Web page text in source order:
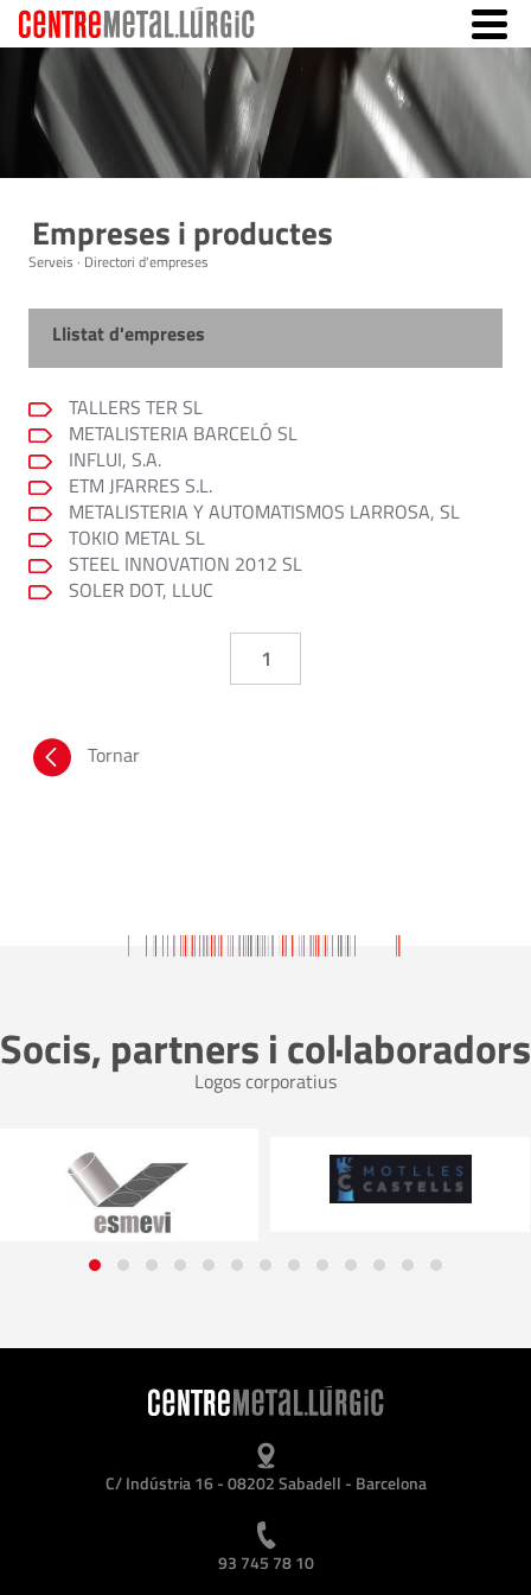
Empreses i productes
Serveis · Directori d'empreses
Llistat d'empreses
TALLERS TER SL
METALISTERIA BARCELÓ SL
INFLUI, S.A.
ETM JFARRES S.L.
METALISTERIA Y AUTOMATISMOS LARROSA, SL
TOKIO METAL SL
STEEL INNOVATION 2012 SL
SOLER DOT, LLUC
1
Tornar
Socis, partners i col·laboradors
Logos corporatius
C/ Indústria 16 - 08202 Sabadell - Barcelona
93 745 78 10